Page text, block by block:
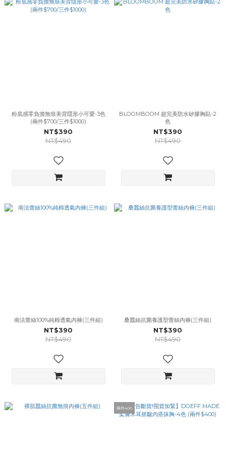
粉底感零負擔無痕美背隱形小可愛-3色
(兩件$700/三件$1000)
NT$390
NT$490
BLOOMBOOM 超完美防水矽膠胸貼-2
色
NT$390
NT$490
南法蕾絲100%純棉透氣內褲(三件組)
NT$390
NT$490
桑蠶絲抗菌養護型蕾絲內褲(三件組)
NT$390
NT$490
兩件400